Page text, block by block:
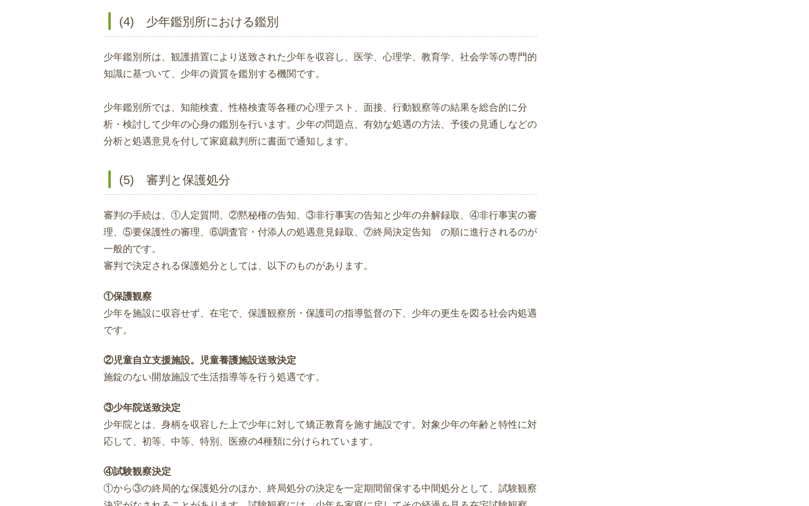
(4) 少年鑑別所における鑑別
少年鑑別所は、観護措置により送致された少年を収容し、医学、心理学、教育学、社会学等の専門的
知識に基づいて、少年の資質を鑑別する機関です。
少年鑑別所では、知能検査、性格検査等各種の心理テスト、面接、行動観察等の結果を総合的に分
析・検討して少年の心身の鑑別を行います。少年の問題点、有効な処遇の方法、予後の見通しなどの
分析と処遇意見を付して家庭裁判所に書面で通知します。
(5) 審判と保護処分
審判の手続は、①人定質問、②黙秘権の告知、③非行事実の告知と少年の弁解録取、④非行事実の審
理、⑤要保護性の審理、⑥調査官・付添人の処遇意見録取、⑦終局決定告知 の順に進行されるのが
一般的です。
審判で決定される保護処分としては、以下のものがあります。
①保護観察
少年を施設に収容せず、在宅で、保護観察所・保護司の指導監督の下、少年の更生を図る社会内処遇
です。
②児童自立支援施設。児童養護施設送致決定
施錠のない開放施設で生活指導等を行う処遇です。
③少年院送致決定
少年院とは、身柄を収容した上で少年に対して矯正教育を施す施設です。対象少年の年齢と特性に対
応して、初等、中等、特別、医療の4種類に分けられています。
④試験観察決定
①から③の終局的な保護処分のほか、終局処分の決定を一定期間留保する中間処分として、試験観察